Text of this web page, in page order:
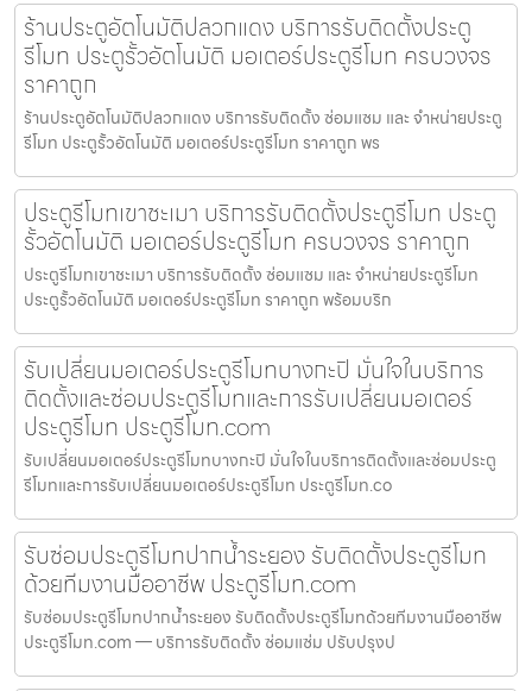
ร้านประตูอัตโนมัติปลวกแดง บริการรับติดตั้งประตู
รีโมท ประตูรั้วอัตโนมัติ มอเตอร์ประตูรีโมท ครบวงจร
ราคาถูก
ร้านประตูอัตโนมัติปลวกแดง บริการรับติดตั้ง ซ่อมแซม และ จำหน่ายประตู
รีโมท ประตูรั้วอัตโนมัติ มอเตอร์ประตูรีโมท ราคาถูก พร
ประตูรีโมทเขาชะเมา บริการรับติดตั้งประตูรีโมท ประตู
รั้วอัตโนมัติ มอเตอร์ประตูรีโมท ครบวงจร ราคาถูก
ประตูรีโมทเขาชะเมา บริการรับติดตั้ง ซ่อมแซม และ จำหน่ายประตูรีโมท
ประตูรั้วอัตโนมัติ มอเตอร์ประตูรีโมท ราคาถูก พร้อมบริก
รับเปลี่ยนมอเตอร์ประตูรีโมทบางกะปิ มั่นใจในบริการ
ติดตั้งและซ่อมประตูรีโมทและการรับเปลี่ยนมอเตอร์
ประตูรีโมท ประตูรีโมท.com
รับเปลี่ยนมอเตอร์ประตูรีโมทบางกะปิ มั่นใจในบริการติดตั้งและซ่อมประตู
รีโมทและการรับเปลี่ยนมอเตอร์ประตูรีโมท ประตูรีโมท.co
รับซ่อมประตูรีโมทปากน้ำระยอง รับติดตั้งประตูรีโมท
ด้วยทีมงานมืออาชีพ ประตูรีโมท.com
รับซ่อมประตูรีโมทปากน้ำระยอง รับติดตั้งประตูรีโมทด้วยทีมงานมืออาชีพ
ประตูรีโมท.com — บริการรับติดตั้ง ซ่อมแซ่ม ปรับปรุงป